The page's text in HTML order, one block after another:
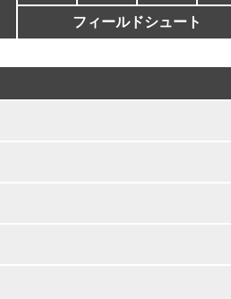
フィールドシュート